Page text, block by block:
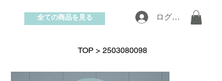
お問い合わせ
ログイン
全ての商品を見る
TOP > 2503080098